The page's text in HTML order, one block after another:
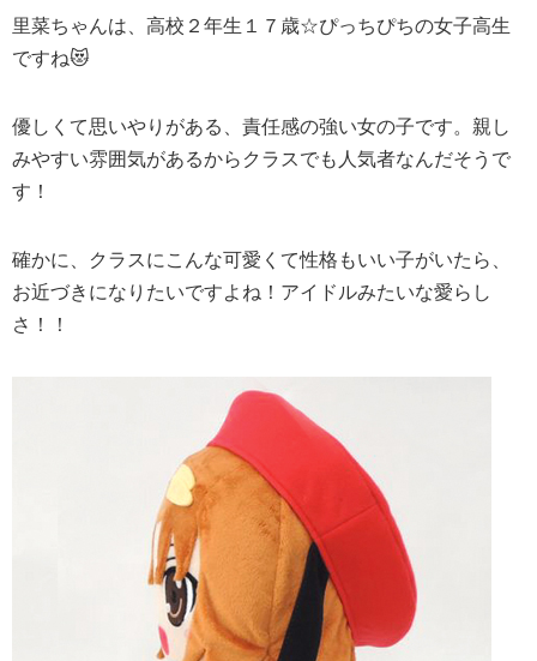
里菜ちゃんは、高校２年生１７歳☆ぴっちぴちの女子高生
ですね😻
優しくて思いやりがある、責任感の強い女の子です。親し
みやすい雰囲気があるからクラスでも人気者なんだそうで
す！
確かに、クラスにこんな可愛くて性格もいい子がいたら、
お近づきになりたいですよね！アイドルみたいな愛らし
さ！！